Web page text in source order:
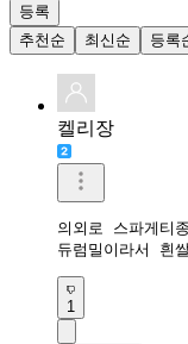
등록
추천순
최신순 등록
켈리장
의외로 스파게티
듀럼밀이라서 흰
1